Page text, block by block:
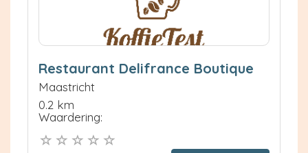
Restaurant Delifrance Boutique
Maastricht
0.2 km
Waardering: